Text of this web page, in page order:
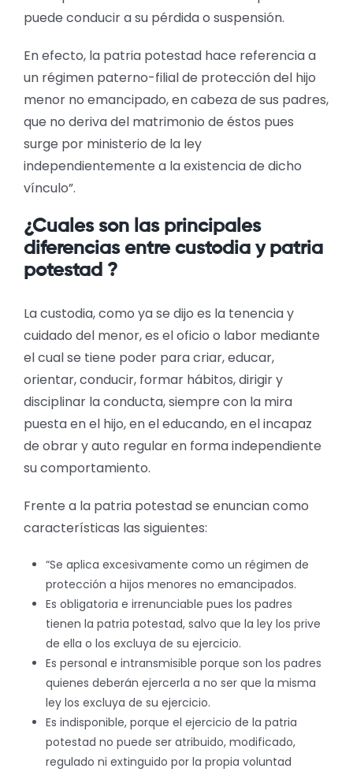
puede conducir a su pérdida o suspensión.
En efecto, la patria potestad hace referencia a
un régimen paterno-filial de protección del hijo
menor no emancipado, en cabeza de sus padres,
que no deriva del matrimonio de éstos pues
surge por ministerio de la ley
independientemente a la existencia de dicho
vínculo”.
¿Cuales son las principales
diferencias entre custodia y patria
potestad ?
La custodia, como ya se dijo es la tenencia y
cuidado del menor, es el oficio o labor mediante
el cual se tiene poder para criar, educar,
orientar, conducir, formar hábitos, dirigir y
disciplinar la conducta, siempre con la mira
puesta en el hijo, en el educando, en el incapaz
de obrar y auto regular en forma independiente
su comportamiento.
Frente a la patria potestad se enuncian como
características las siguientes:
“Se aplica excesivamente como un régimen de
protección a hijos menores no emancipados.
Es obligatoria e irrenunciable pues los padres
tienen la patria potestad, salvo que la ley los prive
de ella o los excluya de su ejercicio.
Es personal e intransmisible porque son los padres
quienes deberán ejercerla a no ser que la misma
ley los excluya de su ejercicio.
Es indisponible, porque el ejercicio de la patria
potestad no puede ser atribuido, modificado,
regulado ni extinguido por la propia voluntad